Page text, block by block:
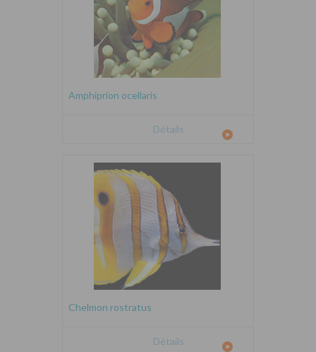
Amphiprion ocellaris
Détails
Chelmon rostratus
Détails